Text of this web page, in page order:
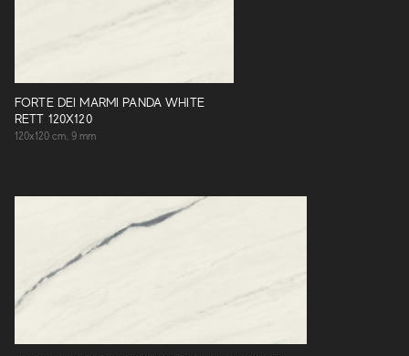
FORTE DEI MARMI PANDA WHITE
RETT 120X120
120x120 cm, 9 mm